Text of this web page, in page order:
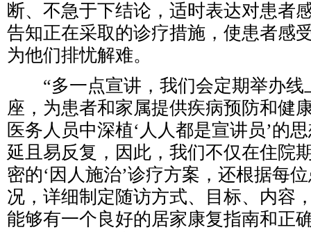
断、不急于下结论，适时表达对患者
告知正在采取的诊疗措施，使患者感
为他们排忧解难。
“多一点宣讲，我们会定期举办线
座，为患者和家属提供疾病预防和健
医务人员中深植‘人人都是宣讲员’的
延且易反复，因此，我们不仅在住院
密的‘因人施治’诊疗方案，还根据每
况，详细制定随访方式、目标、内容
能够有一个良好的居家康复指南和正